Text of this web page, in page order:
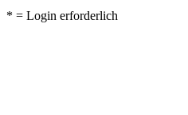
* = Login erforderlich